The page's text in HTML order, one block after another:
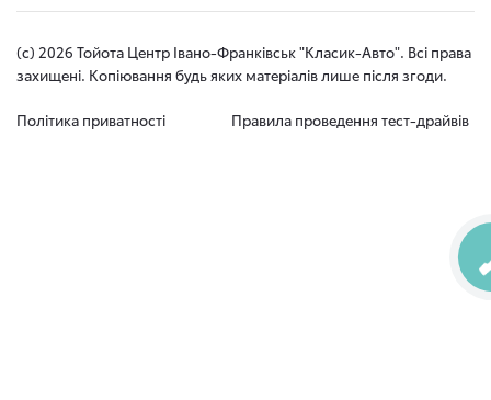
(с) 2026 Тойота Центр Івано-Франківськ "Класик-Авто". Всі права
захищені. Копіювання будь яких матеріалів лише після згоди.
Політика приватності Правила проведення тест-драйвів